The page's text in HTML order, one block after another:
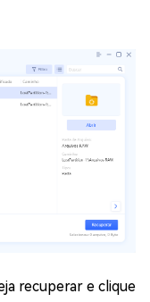
recuperar e clique